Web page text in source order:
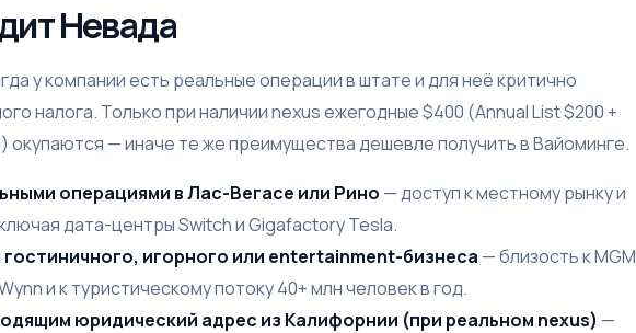
Невада
у компании есть реальные операции в штате и для неё критично
налога. Только при наличии nexus ежегодные $400 (Annual List $200 +
окупаются — иначе те же преимущества дешевле получить в Вайоминге.
операциями в Лас-Вегасе или Рино — доступ к местному рынку и
дата-центры Switch и Gigafactory Tesla.
игорного или entertainment-бизнеса — близость к MGM
и к туристическому потоку 40+ млн человек в год.
юридический адрес из Калифорнии (при реальном nexus) —